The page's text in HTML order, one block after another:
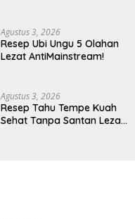
Agustus 3, 2026
Resep Ubi Ungu 5 Olahan
Lezat AntiMainstream!
Agustus 3, 2026
Resep Tahu Tempe Kuah
Sehat Tanpa Santan Lezat